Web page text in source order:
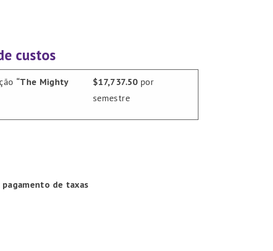
custos
“The Mighty
$17,737.50 por
semestre
de taxas